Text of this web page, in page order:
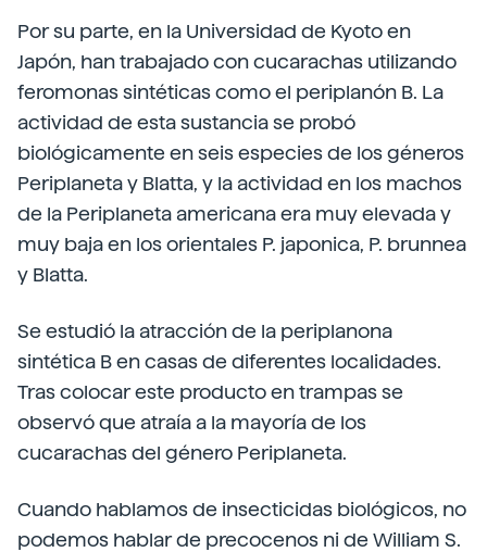
Por su parte, en la Universidad de Kyoto en
Japón, han trabajado con cucarachas utilizando
feromonas sintéticas como el periplanón B. La
actividad de esta sustancia se probó
biológicamente en seis especies de los géneros
Periplaneta y Blatta, y la actividad en los machos
de la Periplaneta americana era muy elevada y
muy baja en los orientales P. japonica, P. brunnea
y Blatta.
Se estudió la atracción de la periplanona
sintética B en casas de diferentes localidades.
Tras colocar este producto en trampas se
observó que atraía a la mayoría de los
cucarachas del género Periplaneta.
Cuando hablamos de insecticidas biológicos, no
podemos hablar de precocenos ni de William S.